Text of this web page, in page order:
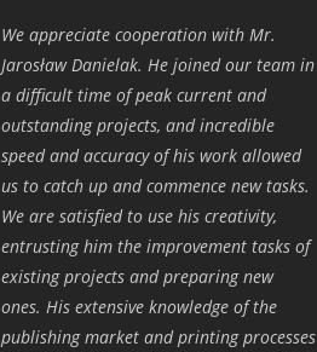
We appreciate cooperation with Mr.
Jarosław Danielak. He joined our team in
a difficult time of peak current and
outstanding projects, and incredible
speed and accuracy of his work allowed
us to catch up and commence new tasks.
We are satisfied to use his creativity,
entrusting him the improvement tasks of
existing projects and preparing new
ones. His extensive knowledge of the
publishing market and printing processes